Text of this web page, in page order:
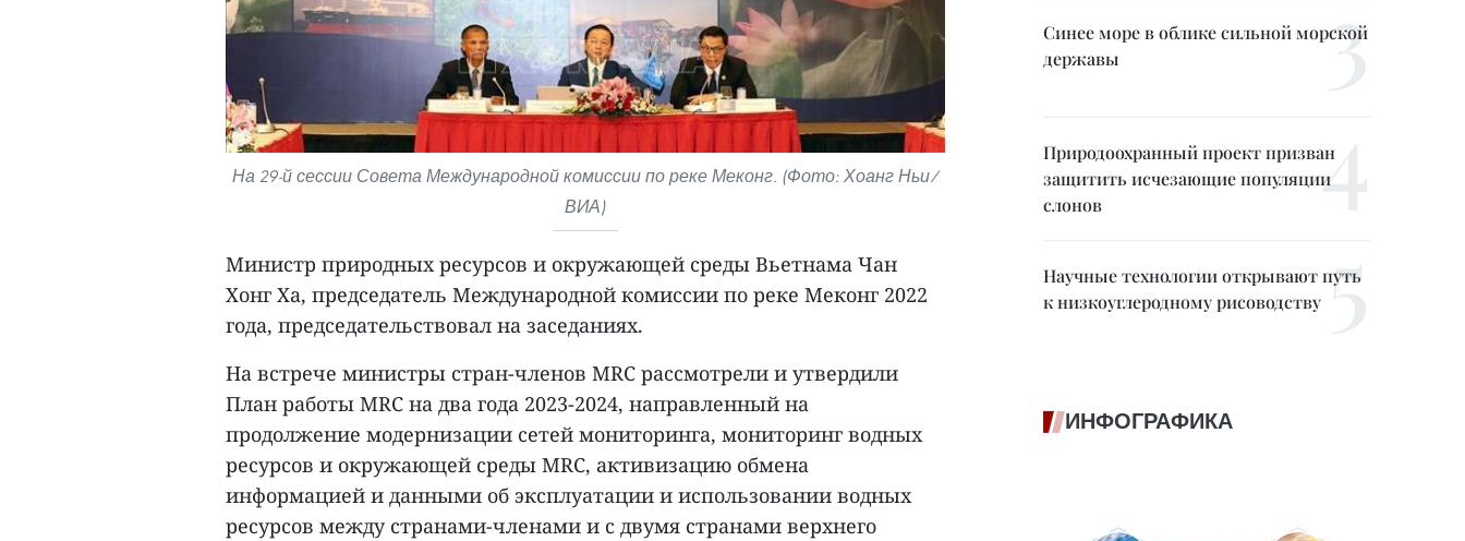
На 29-й сессии Совета Международной комиссии по реке Меконг. (Фото: Хоанг Ньи/
ВИА)
Министр природных ресурсов и окружающей среды Вьетнама Чан
Хонг Ха, председатель Международной комиссии по реке Меконг 2022
года, председательствовал на заседаниях.
На встрече министры стран-членов MRC рассмотрели и утвердили
План работы MRC на два года 2023-2024, направленный на
продолжение модернизации сетей мониторинга, мониторинг водных
ресурсов и окружающей среды MRC, активизацию обмена
информацией и данными об эксплуатации и использовании водных
ресурсов между странами-членами и с двумя странами верхнего
Синее море в облике сильной морской
державы
Природоохранный проект призван
защитить исчезающие популяции
слонов
Научные технологии открывают путь
к низкоуглеродному рисоводству
ИНФОГРАФИКА